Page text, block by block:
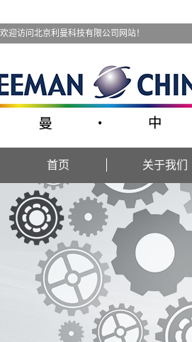
欢迎访问北京利曼科技有限公司网站！
首页 关于我们